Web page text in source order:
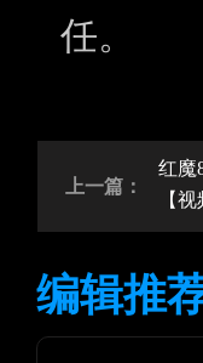
任。
上一篇：
红魔
【
编辑推